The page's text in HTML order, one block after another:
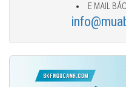
E MAIL